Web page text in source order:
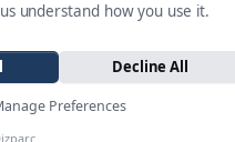
understand how you use it.
Decline All
Preferences